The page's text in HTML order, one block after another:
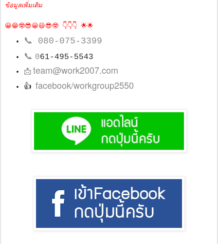
ข้อมูลเพิ่มเติม
😀😁🤓😎😀😃😎🤓 👇👇👇 🌟🌟
📞 080-075-3399
📞 061-495-5543
📩team@work2007.com
👍 facebook/workgroup2550